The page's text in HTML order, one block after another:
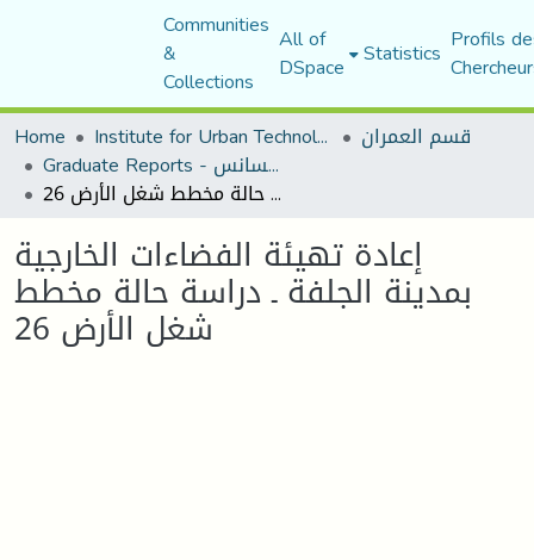
Communities
&
Collections
All of
DSpace Statistics Profils
Home
Institute for Urban Technology Management قسم العمران
Graduate Reports - تقارير الليسانس
إعادة تهيئة الفضاءات الخارجية بمدينة الجلفة ـ دراسة حالة مخطط شغل الأرض 26
إعادة تهيئة الفضاءات الخارجية
بمدينة الجلفة ـ دراسة حالة مخطط
شغل الأرض 26